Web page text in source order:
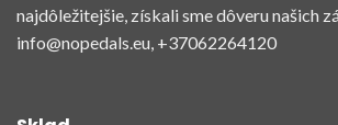
najdôležitejšie, získali sme dôveru našich
info@nopedals.eu, +37062264120